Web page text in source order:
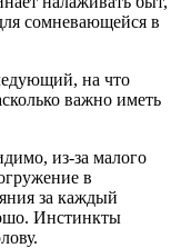
сомневающейся в
на что
важно иметь
из-за малого
в
за каждый
Инстинкты